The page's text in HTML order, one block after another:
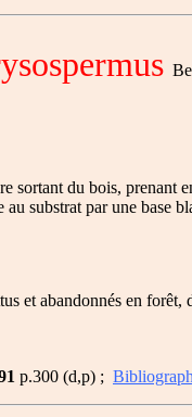
sortant du bois, prenant
substrat par une base
et abandonnés en forêt,
p.300 (d,p) ;